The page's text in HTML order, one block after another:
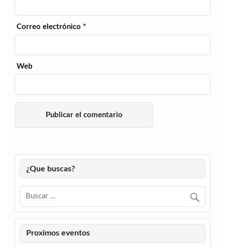
Correo electrónico *
Web
¿Que buscas?
Proximos eventos